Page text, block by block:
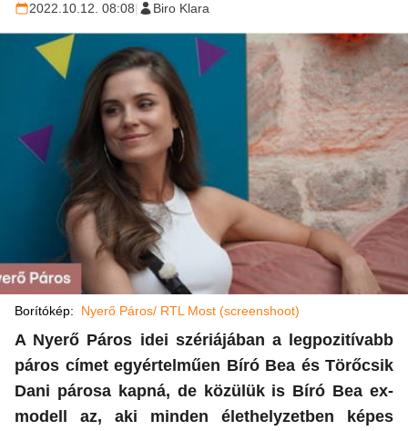
2022.10.12. 08:08| Biro Klara
Borítókép: Nyerő Páros/ RTL Most (screenshoot)
A Nyerő Páros idei szériájában a legpozitívabb
páros címet egyértelműen Bíró Bea és Törőcsik
Dani párosa kapná, de közülük is Bíró Bea ex-
modell az, aki minden élethelyzetben képes